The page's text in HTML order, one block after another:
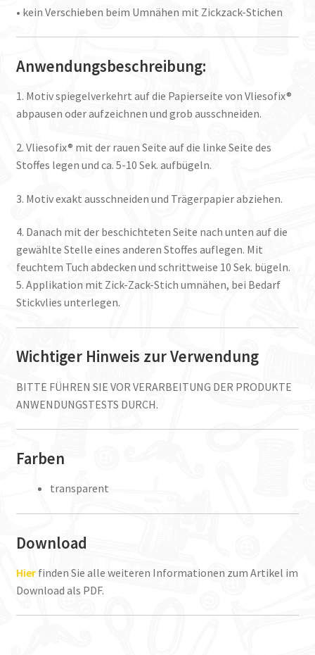
• kein Verschieben beim Umnähen mit Zickzack-Stichen
Anwendungsbeschreibung:
1. Motiv spiegelverkehrt auf die Papierseite von Vliesofix®
abpausen oder aufzeichnen und grob ausschneiden.
2. Vliesofix® mit der rauen Seite auf die linke Seite des
Stoffes legen und ca. 5-10 Sek. aufbügeln.
3. Motiv exakt ausschneiden und Trägerpapier abziehen.
4. Danach mit der beschichteten Seite nach unten auf die
gewählte Stelle eines anderen Stoffes auflegen. Mit
feuchtem Tuch abdecken und schrittweise 10 Sek. bügeln.
5. Applikation mit Zick-Zack-Stich umnähen, bei Bedarf
Stickvlies unterlegen.
Wichtiger Hinweis zur Verwendung
BITTE FÜHREN SIE VOR VERARBEITUNG DER PRODUKTE
ANWENDUNGSTESTS DURCH.
Farben
transparent
Download
Hier finden Sie alle weiteren Informationen zum Artikel im
Download als PDF.